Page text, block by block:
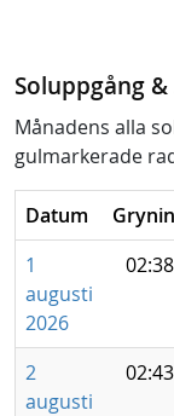
Soluppgång
Månadens alla
gulmarkerade
Datum
1
augusti
2026
02:38
2
augusti
02:43